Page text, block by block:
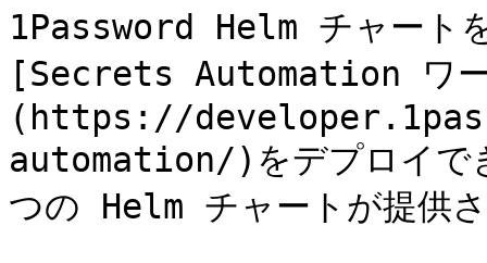
1Password Helm チャート
[Secrets Automation ワ
(https://
automation/)をデプロイで
つの Helm チャートが提供